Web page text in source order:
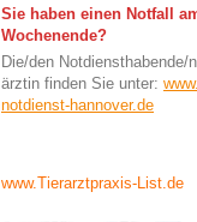
Sie haben einen Notfall
Wochenende?
Die/den Notdiensthabende/
ärztin finden Sie unter:
notdienst-hannover.de
www.Tierarztpraxis-List.de